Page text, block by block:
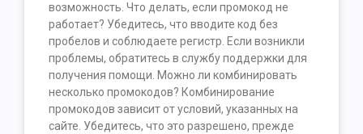
возможность. Что делать, если промокод не
работает? Убедитесь, что вводите код без
пробелов и соблюдаете регистр. Если возникли
проблемы, обратитесь в службу поддержки для
получения помощи. Можно ли комбинировать
несколько промокодов? Комбинирование
промокодов зависит от условий, указанных на
сайте. Убедитесь, что это разрешено, прежде